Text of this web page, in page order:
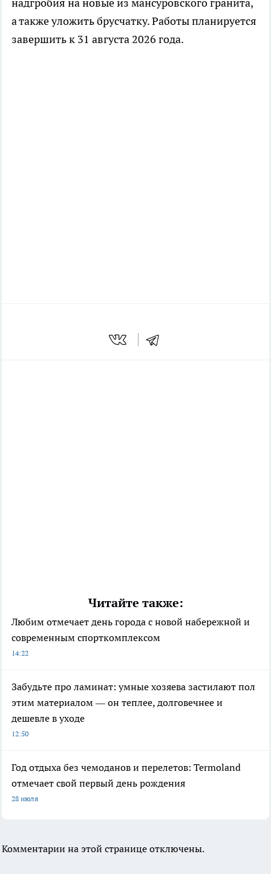
надгробия на новые из мансуровского гранита,
а также уложить брусчатку. Работы планируется
завершить к 31 августа 2026 года.
Читайте также:
Любим отмечает день города с новой набережной и
современным спорткомплексом
14:22
Забудьте про ламинат: умные хозяева застилают пол
этим материалом — он теплее, долговечнее и
дешевле в уходе
12:50
Год отдыха без чемоданов и перелетов: Termoland
отмечает свой первый день рождения
28 июля
Комментарии на этой странице отключены.